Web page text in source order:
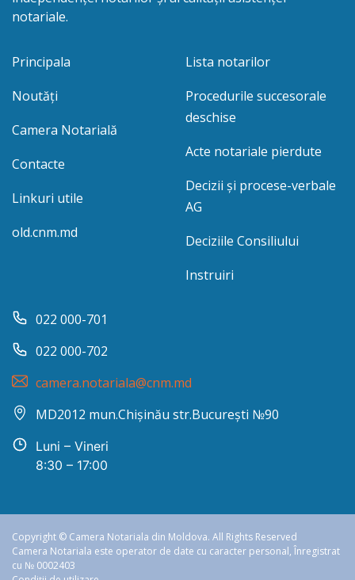
notariale.
Principala
Noutăți
Camera Notarială
Contacte
Linkuri utile
old.cnm.md
Lista notarilor
Procedurile succesorale
deschise
Acte notariale pierdute
Decizii și procese-verbale
AG
Deciziile Consiliului
Instruiri
022 000-701
022 000-702
camera.notariala@cnm.md
MD2012 mun.Chișinău str.București №90
Luni – Vineri
8:30 – 17:00
Copyright © Camera Notariala din Moldova. All Rights Reserved
Camera Notariala este operator de date cu caracter personal, Înregistrat
cu № 0002403